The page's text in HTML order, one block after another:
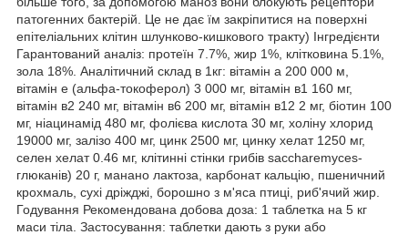
патогенних бактерій. Це не дає їм закріпитися на поверхні
епітеліальних клітин шлунково-кишкового тракту) Інгредієнти
Гарантований аналіз: протеїн 7.7%, жир 1%, клітковина 5.1%,
зола 18%. Аналітичний склад в 1кг: вітамін а 200 000 м,
вітамін е (альфа-токоферол) 3 000 мг, вітамін в1 160 мг,
вітамін в2 240 мг, вітамін в6 200 мг, вітамін в12 2 мг, біотин 100
мг, ніацинамід 480 мг, фолієва кислота 30 мг, холіну хлорид
19000 мг, залізо 400 мг, цинк 2500 мг, цинку хелат 1250 мг,
селен хелат 0.46 мг, клітинні стінки грибів saccharemyces-
глюканів) 20 г, манано лактоза, карбонат кальцію, пшеничний
крохмаль, сухі дріжджі, борошно з м'яса птиці, риб'ячий жир.
Годування Рекомендована добова доза: 1 таблетка на 5 кг
маси тіла. Застосування: таблетки дають з руки або